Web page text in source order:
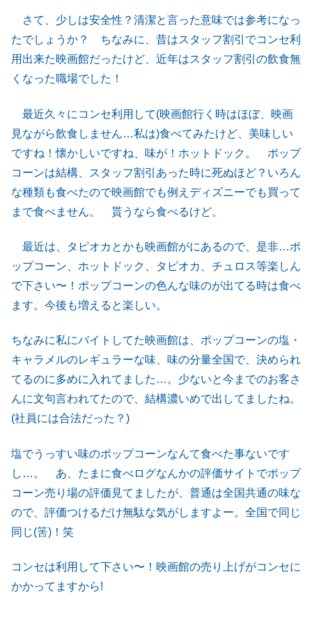
さて、少しは安全性？清潔と言った意味では参考になっ
たでしょうか？ ちなみに、昔はスタッフ割引でコンセ利
用出来た映画館だったけど、近年はスタッフ割引の飲食無
くなった職場でした！
最近久々にコンセ利用して(映画館行く時はほぼ、映画
見ながら飲食しません…私は)食べてみたけど、美味しい
ですね！懐かしいですね、味が！ホットドック。 ポップ
コーンは結構、スタッフ割引あった時に死ぬほど？いろん
な種類も食べたので映画館でも例えディズニーでも買って
まで食べません。 貰うなら食べるけど。
最近は、タピオカとかも映画館がにあるので、是非…ポ
ップコーン、ホットドック、タピオカ、チュロス等楽しん
で下さい〜！ポップコーンの色んな味のが出てる時は食べ
ます。今後も増えると楽しい。
ちなみに私にバイトしてた映画館は、ポップコーンの塩・
キャラメルのレギュラーな味、味の分量全国で、決められ
てるのに多めに入れてました…。少ないと今までのお客さ
んに文句言われてたので、結構濃いめで出してましたね。
(社員には合法だった？)
塩でうっすい味のポップコーンなんて食べた事ないです
し…。 あ、たまに食べログなんかの評価サイトでポップ
コーン売り場の評価見てましたが、普通は全国共通の味な
ので、評価つけるだけ無駄な気がしますよー。全国で同じ
同じ(筈)！笑
コンセは利用して下さい〜！映画館の売り上げがコンセに
かかってますから!